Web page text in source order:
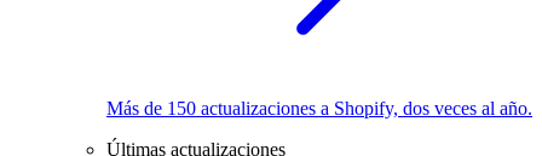
Más de 150 actualizaciones a Shopify, dos veces al año.
Últimas actualizaciones